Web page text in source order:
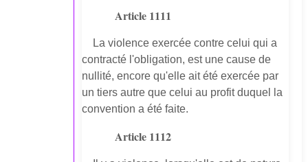
Article 1111
La violence exercée contre celui qui a
contracté l'obligation, est une cause de
nullité, encore qu'elle ait été exercée par
un tiers autre que celui au profit duquel la
convention a été faite.
Article 1112